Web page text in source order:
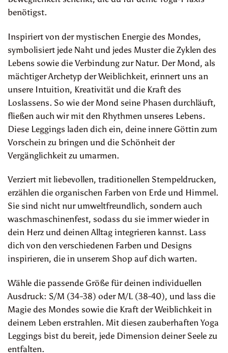
benötigst.
Inspiriert von der mystischen Energie des Mondes,
symbolisiert jede Naht und jedes Muster die Zyklen des
Lebens sowie die Verbindung zur Natur. Der Mond, als
mächtiger Archetyp der Weiblichkeit, erinnert uns an
unsere Intuition, Kreativität und die Kraft des
Loslassens. So wie der Mond seine Phasen durchläuft,
fließen auch wir mit den Rhythmen unseres Lebens.
Diese Leggings laden dich ein, deine innere Göttin zum
Vorschein zu bringen und die Schönheit der
Vergänglichkeit zu umarmen.
Verziert mit liebevollen, traditionellen Stempeldrucken,
erzählen die organischen Farben von Erde und Himmel.
Sie sind nicht nur umweltfreundlich, sondern auch
waschmaschinenfest, sodass du sie immer wieder in
dein Herz und deinen Alltag integrieren kannst. Lass
dich von den verschiedenen Farben und Designs
inspirieren, die in unserem Shop auf dich warten.
Wähle die passende Größe für deinen individuellen
Ausdruck: S/M (34-38) oder M/L (38-40), und lass die
Magie des Mondes sowie die Kraft der Weiblichkeit in
deinem Leben erstrahlen. Mit diesen zauberhaften Yoga
Leggings bist du bereit, jede Dimension deiner Seele zu
entfalten.